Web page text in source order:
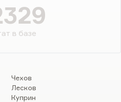
в базе
Чехов
Лесков
Куприн